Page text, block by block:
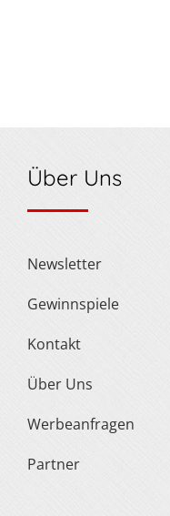
Über Uns
Newsletter
Gewinnspiele
Kontakt
Über Uns
Werbeanfragen
Partner